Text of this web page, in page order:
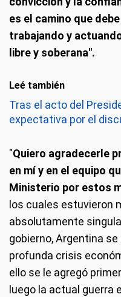
es el camino que
trabajando y
libre y soberana".
Leé también
Tras el acto del
expectativa por el
"Quiero agradecerle
en mí y en el equipo
Ministerio por estos
los cuales estuvieron
absolutamente
gobierno, Argentina
profunda crisis
ello se le agregó
luego la actual guerra